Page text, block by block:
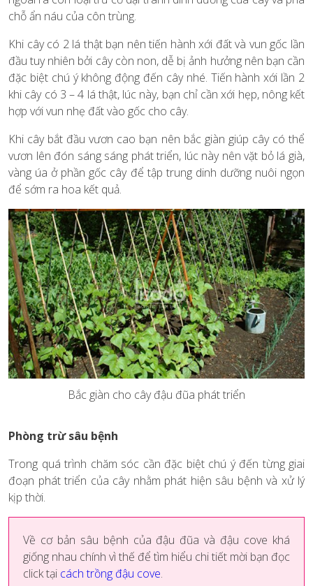
chỗ ẩn náu của côn trùng.
Khi cây có 2 lá thật bạn nên tiến hành xới đất và vun gốc lần
đầu tuy nhiên bởi cây còn non, dễ bị ảnh hưởng nên bạn cần
đặc biệt chú ý không động đến cây nhé. Tiến hành xới lần 2
khi cây có 3 – 4 lá thật, lúc này, bạn chỉ cần xới hẹp, nông kết
hợp với vun nhẹ đất vào gốc cho cây.
Khi cây bắt đầu vươn cao bạn nên bắc giàn giúp cây có thể
vươn lên đón sáng sáng phát triển, lúc này nên vặt bỏ lá già,
vàng úa ở phần gốc cây để tập trung dinh dưỡng nuôi ngọn
để sớm ra hoa kết quả.
Bắc giàn cho cây đậu đũa phát triển
Phòng trừ sâu bệnh
Trong quá trình chăm sóc cần đặc biệt chú ý đến từng giai
đoạn phát triển của cây nhằm phát hiện sâu bệnh và xử lý
kịp thời.
Về cơ bản sâu bệnh của đậu đũa và đậu cove khá
giống nhau chính vì thế để tìm hiểu chi tiết mời bạn đọc
click tại cách trồng đậu cove.